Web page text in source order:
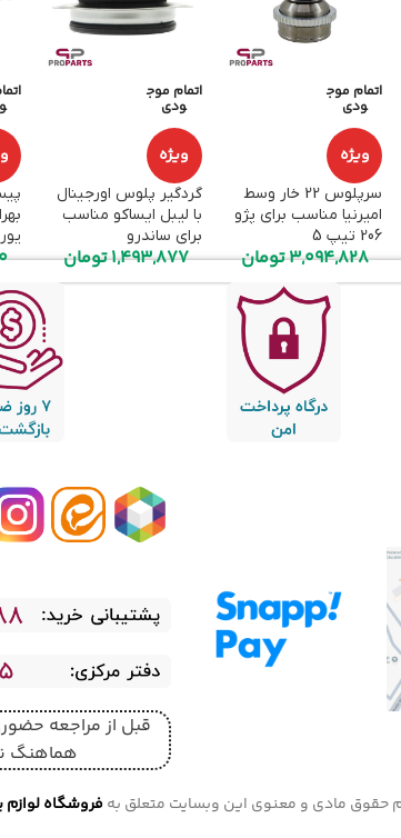
اتمام موج
ودی
ویژه
سرپلوس 22 خار وسط
امیرنیا مناسب برای پژو
206 تیپ 5
3,094,828تومان
اتمام موج
ودی
ویژه
گردگیر پلوس اورجینال
با لیبل ایساکو مناسب
برای ساندرو
1,493,877تومان
Read
Read
قبل از مراجعه
هماهنگ
حقوق مادی و معنوی این وبسایت متعلق بهفروشگاه لوازم